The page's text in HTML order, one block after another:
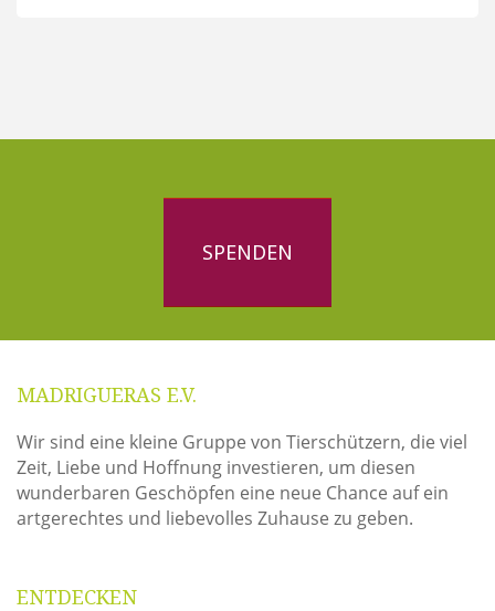
SPENDEN
MADRIGUERAS E.V.
Wir sind eine kleine Gruppe von Tierschützern, die viel
Zeit, Liebe und Hoffnung investieren, um diesen
wunderbaren Geschöpfen eine neue Chance auf ein
artgerechtes und liebevolles Zuhause zu geben.
ENTDECKEN